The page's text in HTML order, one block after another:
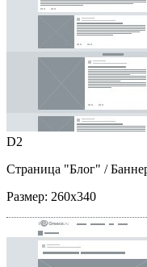
D2
Страница "Блог" /
Размер: 260x340